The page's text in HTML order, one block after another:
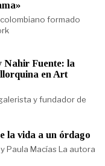
formado
Nahir Fuente: la
en Art
y fundador de
la vida a un órdago
Paula Macías La autora